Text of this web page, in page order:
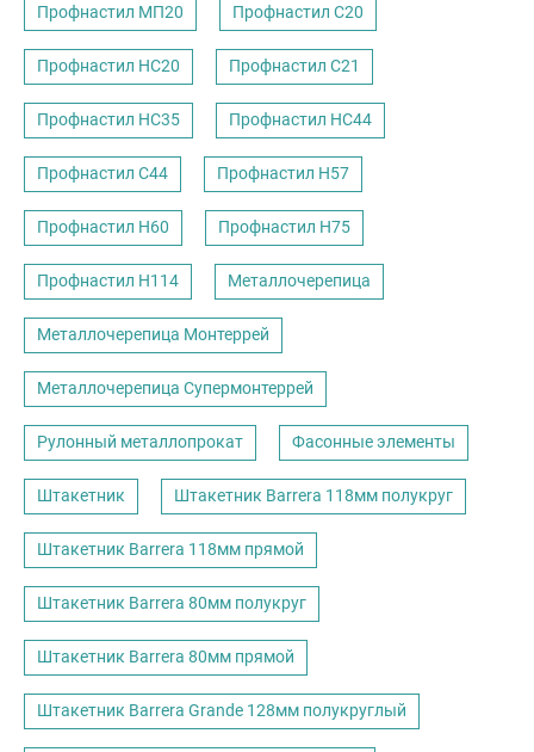
Профнастил МП20 Профнастил С20
Профнастил НС20 Профнастил С21
Профнастил НС35 Профнастил НС44
Профнастил С44 Профнастил Н57
Профнастил Н60 Профнастил Н75
Профнастил Н114 Металлочерепица
Металлочерепица Монтеррей
Металлочерепица Супермонтеррей
Рулонный металлопрокат Фасонные элементы
Штакетник Штакетник Barrera 118мм полукруг
Штакетник Barrera 118мм прямой
Штакетник Barrera 80мм полукруг
Штакетник Barrera 80мм прямой
Штакетник Barrera Grande 128мм полукруглый